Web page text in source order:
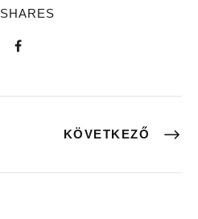
SHARES
KÖVETKEZŐ